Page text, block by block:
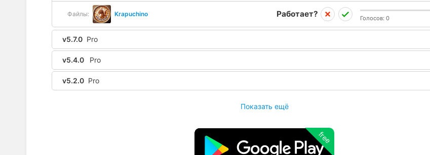
Файлы: Krapuchino Работает? Голосов: 0
v5.7.0 Pro
v5.4.0 Pro
v5.2.0 Pro
Показать ещё
free